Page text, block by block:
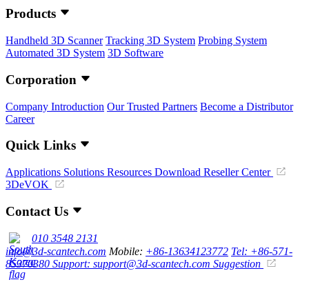
Products
Handheld 3D Scanner Tracking 3D System Probing System
Automated 3D System 3D Software
Corporation
Company Introduction Our Trusted Partners Become a Distributor
Career
Quick Links
Applications Solutions Resources Download Reseller Center
3DeVOK
Contact Us
010 3548 2131
info@3d-scantech.com Mobile: +86-13634123772 Tel: +86-571-
85370380 Support: support@3d-scantech.com Suggestion